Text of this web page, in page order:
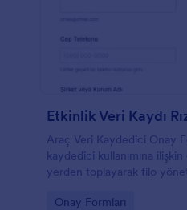
Etkinlik Veri Kaydı
Araç Veri Kaydedici Onay
kaydedici kullanımına
yerden toplayarak filo
Go to Category:
Onay Formları